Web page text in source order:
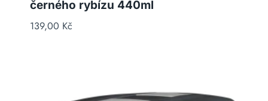
černého rybízu 440ml
139,00 Kč